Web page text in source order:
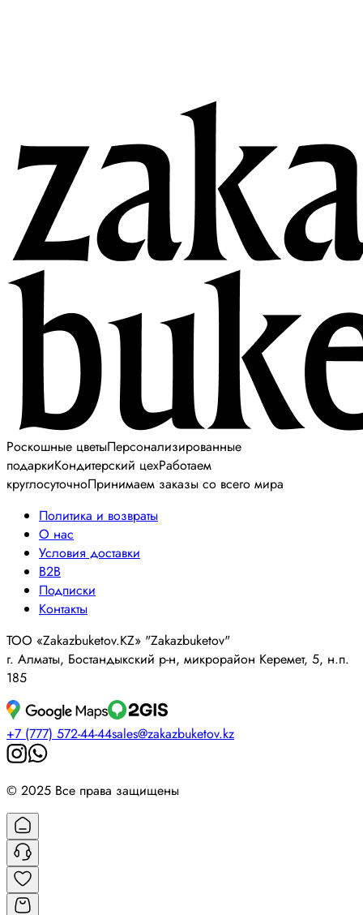
Роскошные цветыПерсонализированные
подаркиКондитерский цехРаботаем
круглосуточноПринимаем заказы со всего мира
Политика и возвраты
О нас
Условия доставки
B2B
Подписки
Контакты
ТОО «Zakazbuketov.KZ» "Zakazbuketov"
г. Алматы, Бостандыкский р-н, микрорайон Керемет, 5, н.п.
185
+7 (777) 572-44-44sales@zakazbuketov.kz
© 2025 Все права защищены